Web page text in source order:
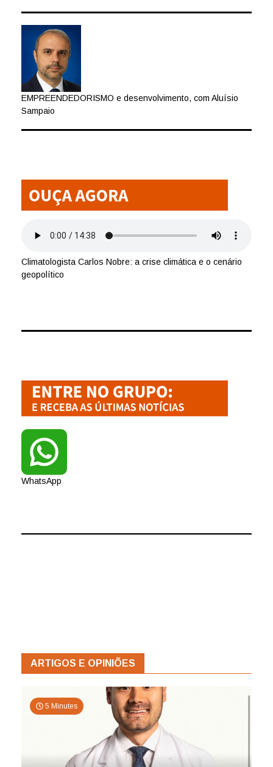
EMPREENDEDORISMO e desenvolvimento, com Aluísio
Sampaio
Climatologista Carlos Nobre: a crise climática e o cenário
geopolítico
WhatsApp
ARTIGOS E OPINIÕES
5 Minutes